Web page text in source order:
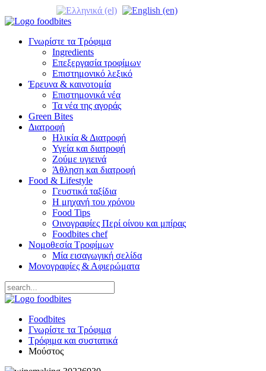
Γνωρίστε τα Τρόφιμα
Ingredients
Επεξεργασία τροφίμων
Επιστημονικό λεξικό
Έρευνα & καινοτομία
Επιστημονικά νέα
Τα νέα της αγοράς
Green Bites
Διατροφή
Ηλικία & Διατροφή
Υγεία και διατροφή
Ζούμε υγιεινά
Άθληση και διατροφή
Food & Lifestyle
Γευστικά ταξίδια
Η μηχανή του χρόνου
Food Tips
Οινογραφίες Περί οίνου και μπίρας
Foodbites chef
Νομοθεσία Τροφίμων
Μία εισαγωγική σελίδα
Μονογραφίες & Αφιερώματα
Foodbites
Γνωρίστε τα Τρόφιμα
Τρόφιμα και συστατικά
Μούστος